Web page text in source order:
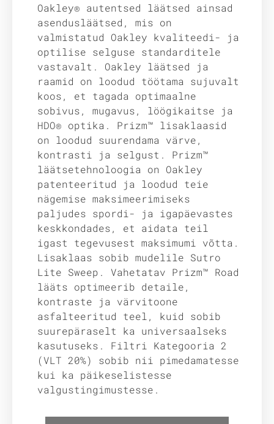
Oakley® autentsed läätsed ainsad
asendusläätsed, mis on
valmistatud Oakley kvaliteedi- ja
optilise selguse standarditele
vastavalt. Oakley läätsed ja
raamid on loodud töötama sujuvalt
koos, et tagada optimaalne
sobivus, mugavus, löögikaitse ja
HDO® optika. Prizm™ lisaklaasid
on loodud suurendama värve,
kontrasti ja selgust. Prizm™
läätsetehnoloogia on Oakley
patenteeritud ja loodud teie
nägemise maksimeerimiseks
paljudes spordi- ja igapäevastes
keskkondades, et aidata teil
igast tegevusest maksimumi võtta.
Lisaklaas sobib mudelile Sutro
Lite Sweep. Vahetatav Prizm™ Road
lääts optimeerib detaile,
kontraste ja värvitoone
asfalteeritud teel, kuid sobib
suurepäraselt ka universaalseks
kasutuseks. Filtri Kategooria 2
(VLT 20%) sobib nii pimedamatesse
kui ka päikeselistesse
valgustingimustesse.